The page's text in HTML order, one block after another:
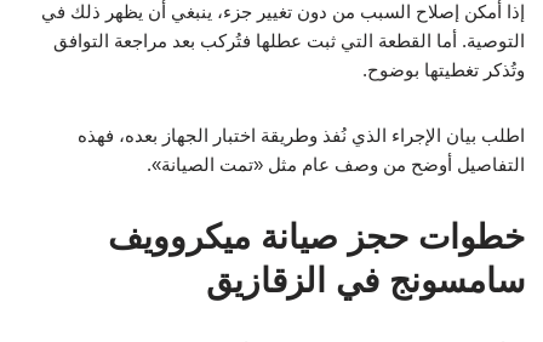
إذا أمكن إصلاح السبب من دون تغيير جزء، ينبغي أن يظهر ذلك في
التوصية. أما القطعة التي ثبت عطلها فتُركب بعد مراجعة التوافق
وتُذكر تغطيتها بوضوح.
اطلب بيان الإجراء الذي نُفذ وطريقة اختبار الجهاز بعده، فهذه
التفاصيل أوضح من وصف عام مثل «تمت الصيانة».
خطوات حجز صيانة ميكروويف
سامسونج في الزقازيق